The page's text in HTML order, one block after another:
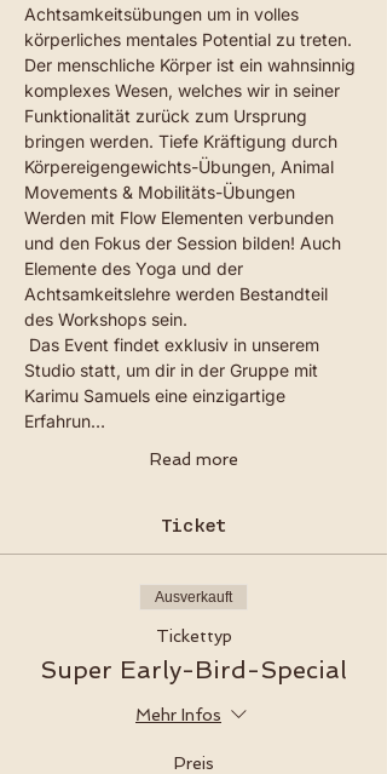
Achtsamkeitsübungen um in volles
körperliches mentales Potential zu treten.
Der menschliche Körper ist ein wahnsinnig
komplexes Wesen, welches wir in seiner
Funktionalität zurück zum Ursprung
bringen werden. Tiefe Kräftigung durch
Körpereigengewichts-Übungen, Animal
Movements & Mobilitäts-Übungen
Werden mit Flow Elementen verbunden
und den Fokus der Session bilden! Auch
Elemente des Yoga und der
Achtsamkeitslehre werden Bestandteil
des Workshops sein.
Studio statt, um dir in der Gruppe mit
Karimu Samuels eine einzigartige
Erfahrun…
Read more
Ticket
Ausverkauft
Tickettyp
Super Early-Bird-Special
Mehr Infos
Preis